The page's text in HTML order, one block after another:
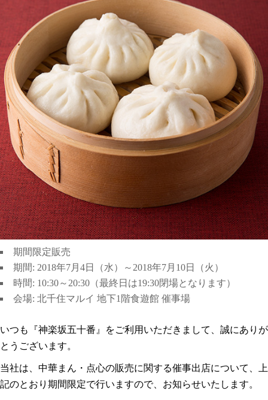
期間限定販売
期間: 2018年7月4日（水）～2018年7月10日（火）
時間: 10:30～20:30（最終日は19:30閉場となります）
会場: 北千住マルイ 地下1階食遊館 催事場
いつも『神楽坂五十番』をご利用いただきまして、誠にありが
とうございます。
当社は、中華まん・点心の販売に関する催事出店について、上
記のとおり期間限定で行いますので、お知らせいたします。